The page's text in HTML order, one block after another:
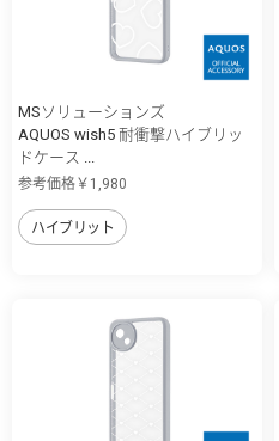
MSソリューションズ
AQUOS wish5 耐衝撃ハイブリッ
ドケース ...
参考価格￥1,980
ハイブリット